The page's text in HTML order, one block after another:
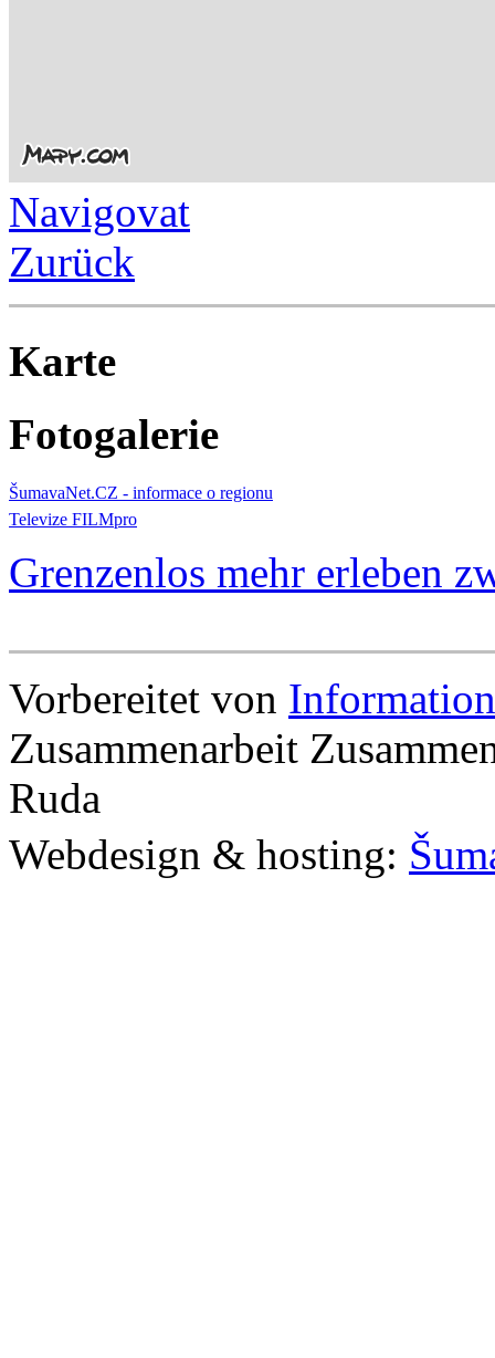
Navigovat
Zurück
Karte
Fotogalerie
ŠumavaNet.CZ - informace o regionu
Televize FILMpro
Grenzenlos mehr erleben
Vorbereitet von
Zusammenarbeit
Ruda
Webdesign & hosting: